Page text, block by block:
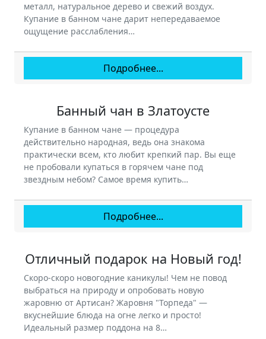
металл, натуральное дерево и свежий воздух.
Купание в банном чане дарит непередаваемое
ощущение расслабления…
Подробнее...
Банный чан в Златоусте
Купание в банном чане — процедура
действительно народная, ведь она знакома
практически всем, кто любит крепкий пар. Вы еще
не пробовали купаться в горячем чане под
звездным небом? Самое время купить…
Подробнее...
Отличный подарок на Новый год!
Скоро-скоро новогодние каникулы! Чем не повод
выбраться на природу и опробовать новую
жаровню от Артисан? Жаровня "Торпеда" —
вкуснейшие блюда на огне легко и просто!
Идеальный размер поддона на 8…